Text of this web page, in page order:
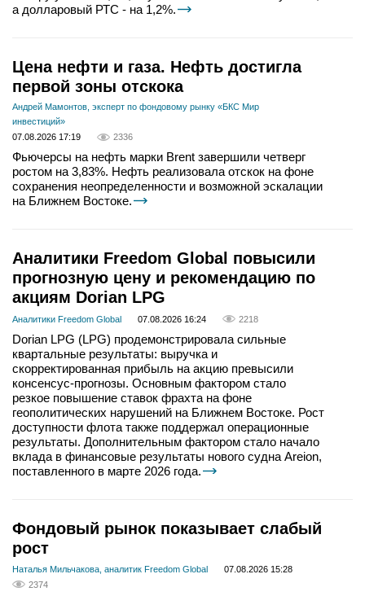
а долларовый РТС - на 1,2%.
Цена нефти и газа. Нефть достигла
первой зоны отскока
Андрей Мамонтов, эксперт по фондовому рынку «БКС Мир
инвестиций»
07.08.2026 17:19
2336
Фьючерсы на нефть марки Brent завершили четверг
ростом на 3,83%. Нефть реализовала отскок на фоне
сохранения неопределенности и возможной эскалации
на Ближнем Востоке.
Аналитики Freedom Global повысили
прогнозную цену и рекомендацию по
акциям Dorian LPG
Аналитики Freedom Global 07.08.2026 16:24 2218
Dorian LPG (LPG) продемонстрировала сильные
квартальные результаты: выручка и
скорректированная прибыль на акцию превысили
консенсус-прогнозы. Основным фактором стало
резкое повышение ставок фрахта на фоне
геополитических нарушений на Ближнем Востоке. Рост
доступности флота также поддержал операционные
результаты. Дополнительным фактором стало начало
вклада в финансовые результаты нового судна Areion,
поставленного в марте 2026 года.
Фондовый рынок показывает слабый
рост
Наталья Мильчакова, аналитик Freedom Global
07.08.2026 15:28
2374